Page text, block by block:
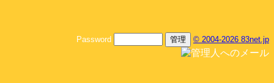
Password © 2004-2026 83net.jp